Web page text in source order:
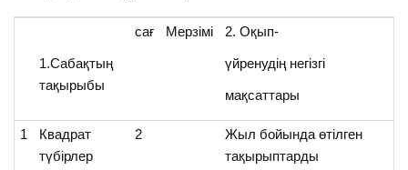
1.Сабақтың
тақырыбы
сағ Мерзімі 2. Оқып-
үйренудің негізгі
мақсаттары
1
Квадрат
түбірлер
2
Жыл бойында өтілген
тақырыптарды